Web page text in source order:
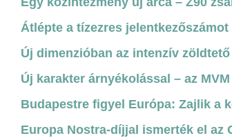
Átlépte a tízezres
Új dimenzióban az intenzív zöldtető
Új karakter árnyékolással – az
Budapestre figyel Európa: Zajlik a
Europa Nostra-díjjal ismerték el az